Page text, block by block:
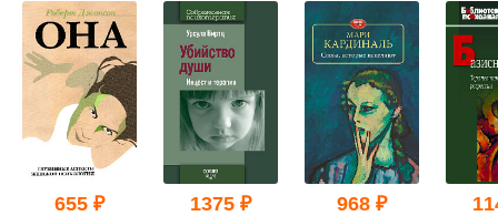
655 ₽ 1375 ₽ 968 ₽